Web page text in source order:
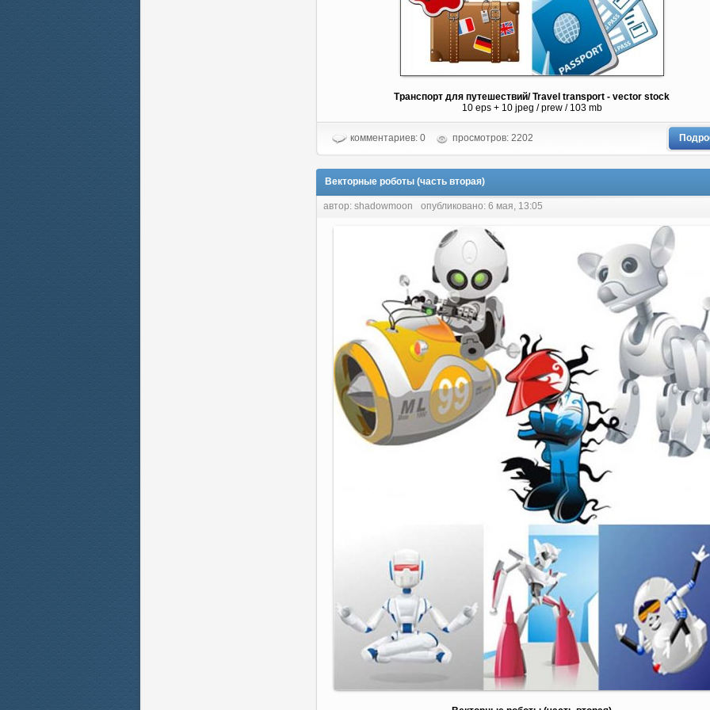
Транспорт для путешествий/ Travel transport - vector stock
10 eps + 10 jpeg / prew / 103 mb
комментариев: 0 просмотров: 2202
Векторные роботы (часть вторая)
автор: shadowmoon опубликовано: 6 мая, 13:05